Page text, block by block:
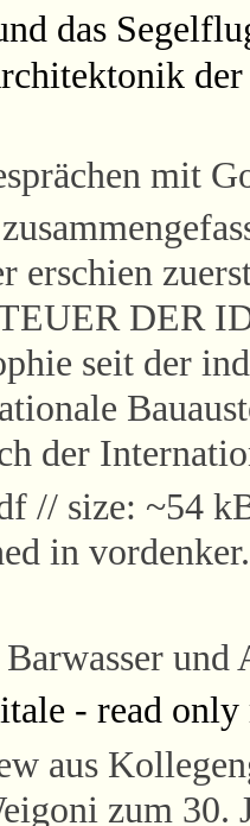
das
mit
erschien
DER
seit der
der
// size: ~54
in
und
- read
aus
zum 30.